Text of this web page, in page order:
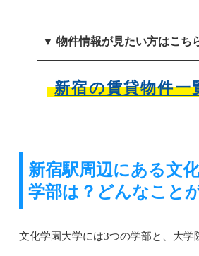
▼ 物件情報が見たい方はこち
新宿の賃貸物件一
新宿駅周辺にある文
学部は？どんなこと
文化学園大学には3つの学部と、大学